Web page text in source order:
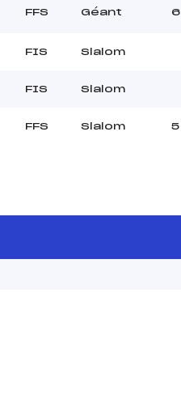
FFS Géant 6
FIS Slalom
FIS Slalom
FFS Slalom 5